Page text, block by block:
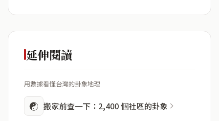
延伸閱讀
用數據看懂台灣的卦象地理
☯ 搬家前查一下：2,400 個社區的卦象